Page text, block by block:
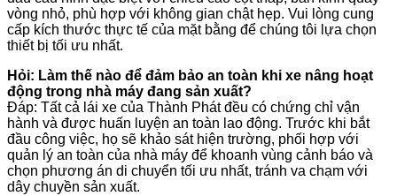
vòng nhỏ, phù hợp với không gian chật hẹp. Vui lòng cung
cấp kích thước thực tế của mặt bằng để chúng tôi lựa chọn
thiết bị tối ưu nhất.
Hỏi: Làm thế nào để đảm bảo an toàn khi xe nâng hoạt
động trong nhà máy đang sản xuất?
Đáp: Tất cả lái xe của Thành Phát đều có chứng chỉ vận
hành và được huấn luyện an toàn lao động. Trước khi bắt
đầu công việc, họ sẽ khảo sát hiện trường, phối hợp với
quản lý an toàn của nhà máy để khoanh vùng cảnh báo và
chọn phương án di chuyển tối ưu nhất, tránh va chạm với
dây chuyền sản xuất.